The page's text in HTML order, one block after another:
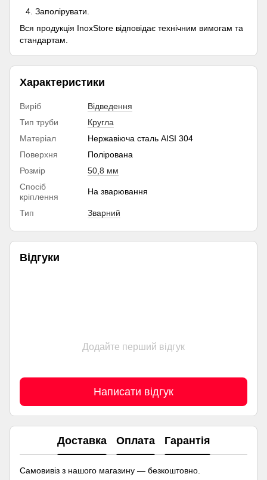
Заполірувати.
Вся продукція InoxStore відповідає технічним вимогам та
стандартам.
Характеристики
Виріб
Відведення
Тип труби
Кругла
Матеріал
Нержавіюча сталь AISI 304
Поверхня
Полірована
Розмір
50,8 мм
Спосіб
кріплення
На зварювання
Тип Зварний
Відгуки
Додайте перший відгук
Написати відгук
Доставка Оплата Гарантія
Самовивіз з нашого магазину — безкоштовно.